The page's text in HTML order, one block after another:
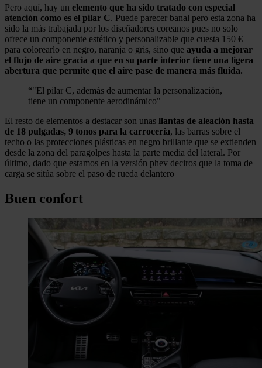
Pero aquí, hay un elemento que ha sido tratado con especial
atención como es el pilar C. Puede parecer banal pero esta zona ha
sido la más trabajada por los diseñadores coreanos pues no solo
ofrece un componente estético y personalizable que cuesta 150 €
para colorearlo en negro, naranja o gris, sino que ayuda a mejorar
el flujo de aire gracia a que en su parte interior tiene una ligera
abertura que permite que el aire pase de manera más fluida.
“"El pilar C, además de aumentar la personalización,
tiene un componente aerodinámico"
El resto de elementos a destacar son unas llantas de aleación hasta
de 18 pulgadas, 9 tonos para la carrocería, las barras sobre el
techo o las protecciones plásticas en negro brillante que se extienden
desde la zona del paragolpes hasta la parte media del lateral. Por
último, dado que estamos en la versión phev deciros que la toma de
carga se sitúa sobre el paso de rueda delantero
Buen confort